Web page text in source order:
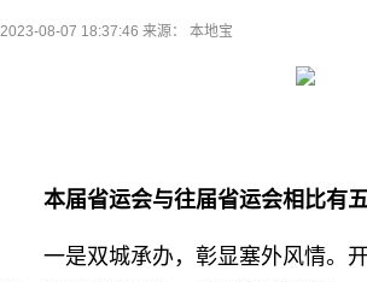
2023-08-07 18:37:46 来源： 本地宝
本届省运会与往届省运会相比有五
一是双城承办，彰显塞外风情。